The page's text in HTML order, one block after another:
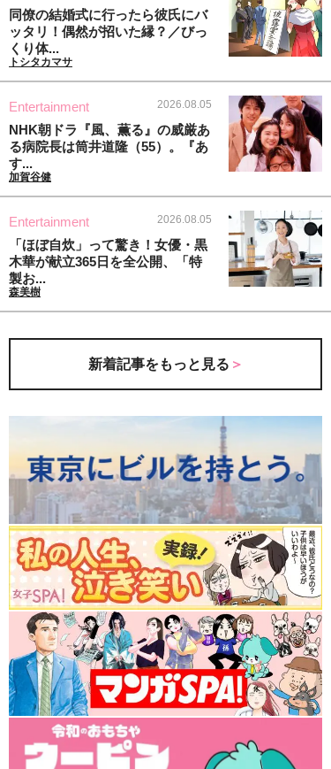
同僚の結婚式に行ったら彼氏にバ
ッタリ！偶然が招いた縁？／びっ
くり体...
トシタカマサ
Entertainment 2026.08.05
NHK朝ドラ『風、薫る』の威厳あ
る病院長は筒井道隆（55）。『あ
す...
加賀谷健
Entertainment 2026.08.05
「ほぼ自炊」って驚き！女優・黒
木華が献立365日を全公開、「特
製お...
森美樹
新着記事をもっと見る